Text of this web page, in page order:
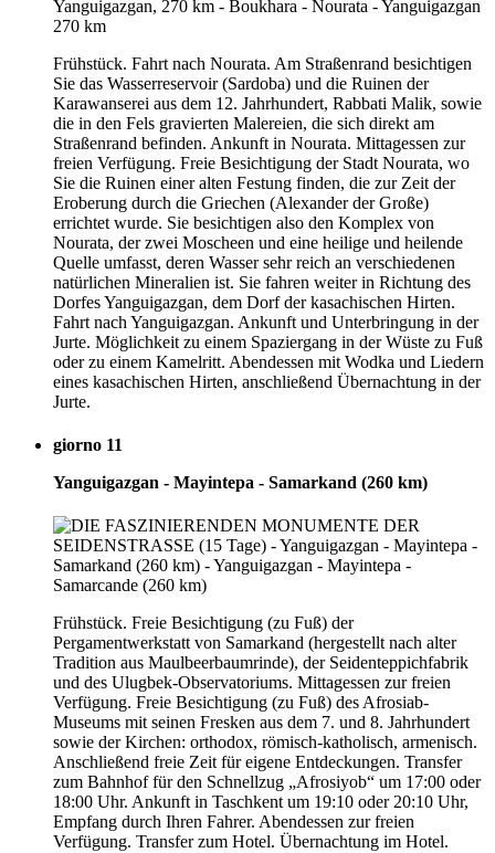
Frühstück. Fahrt nach Nourata. Am Straßenrand besichtigen
Sie das Wasserreservoir (Sardoba) und die Ruinen der
Karawanserei aus dem 12. Jahrhundert, Rabbati Malik, sowie
die in den Fels gravierten Malereien, die sich direkt am
Straßenrand befinden. Ankunft in Nourata. Mittagessen zur
freien Verfügung. Freie Besichtigung der Stadt Nourata, wo
Sie die Ruinen einer alten Festung finden, die zur Zeit der
Eroberung durch die Griechen (Alexander der Große)
errichtet wurde. Sie besichtigen also den Komplex von
Nourata, der zwei Moscheen und eine heilige und heilende
Quelle umfasst, deren Wasser sehr reich an verschiedenen
natürlichen Mineralien ist. Sie fahren weiter in Richtung des
Dorfes Yanguigazgan, dem Dorf der kasachischen Hirten.
Fahrt nach Yanguigazgan. Ankunft und Unterbringung in der
Jurte. Möglichkeit zu einem Spaziergang in der Wüste zu Fuß
oder zu einem Kamelritt. Abendessen mit Wodka und Liedern
eines kasachischen Hirten, anschließend Übernachtung in der
Jurte.
giorno 11
Yanguigazgan - Mayintepa - Samarkand (260 km)
Frühstück. Freie Besichtigung (zu Fuß) der
Pergamentwerkstatt von Samarkand (hergestellt nach alter
Tradition aus Maulbeerbaumrinde), der Seidenteppichfabrik
und des Ulugbek-Observatoriums. Mittagessen zur freien
Verfügung. Freie Besichtigung (zu Fuß) des Afrosiab-
Museums mit seinen Fresken aus dem 7. und 8. Jahrhundert
sowie der Kirchen: orthodox, römisch-katholisch, armenisch.
Anschließend freie Zeit für eigene Entdeckungen. Transfer
zum Bahnhof für den Schnellzug „Afrosiyob“ um 17:00 oder
18:00 Uhr. Ankunft in Taschkent um 19:10 oder 20:10 Uhr,
Empfang durch Ihren Fahrer. Abendessen zur freien
Verfügung. Transfer zum Hotel. Übernachtung im Hotel.